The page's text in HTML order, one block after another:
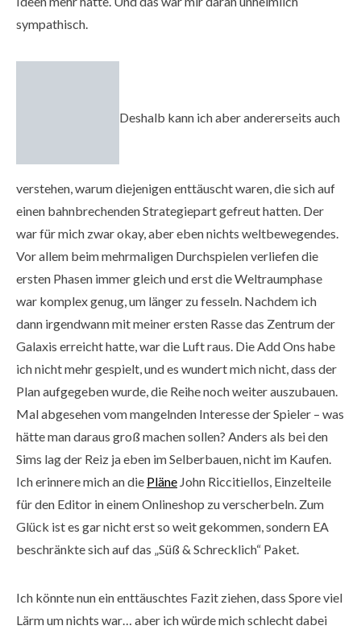
sympathisch.
Deshalb kann ich aber andererseits auch
verstehen, warum diejenigen enttäuscht waren, die sich auf
einen bahnbrechenden Strategiepart gefreut hatten. Der
war für mich zwar okay, aber eben nichts weltbewegendes.
Vor allem beim mehrmaligen Durchspielen verliefen die
ersten Phasen immer gleich und erst die Weltraumphase
war komplex genug, um länger zu fesseln. Nachdem ich
dann irgendwann mit meiner ersten Rasse das Zentrum der
Galaxis erreicht hatte, war die Luft raus. Die Add Ons habe
ich nicht mehr gespielt, und es wundert mich nicht, dass der
Plan aufgegeben wurde, die Reihe noch weiter auszubauen.
Mal abgesehen vom mangelnden Interesse der Spieler – was
hätte man daraus groß machen sollen? Anders als bei den
Sims lag der Reiz ja eben im Selberbauen, nicht im Kaufen.
Ich erinnere mich an die Pläne John Riccitiellos, Einzelteile
für den Editor in einem Onlineshop zu verscherbeln. Zum
Glück ist es gar nicht erst so weit gekommen, sondern EA
beschränkte sich auf das „Süß & Schrecklich“ Paket.
Ich könnte nun ein enttäuschtes Fazit ziehen, dass Spore viel
Lärm um nichts war… aber ich würde mich schlecht dabei